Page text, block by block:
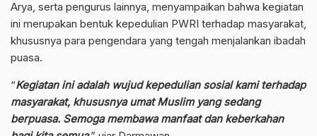
Arya, serta pengurus lainnya, menyampaikan bahwa kegiatan
ini merupakan bentuk kepedulian PWRI terhadap masyarakat,
khususnya para pengendara yang tengah menjalankan ibadah
puasa.
“Kegiatan ini adalah wujud kepedulian sosial kami terhadap
masyarakat, khususnya umat Muslim yang sedang
berpuasa. Semoga membawa manfaat dan keberkahan